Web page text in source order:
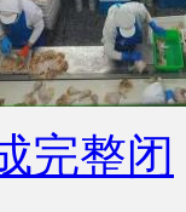
完整闭